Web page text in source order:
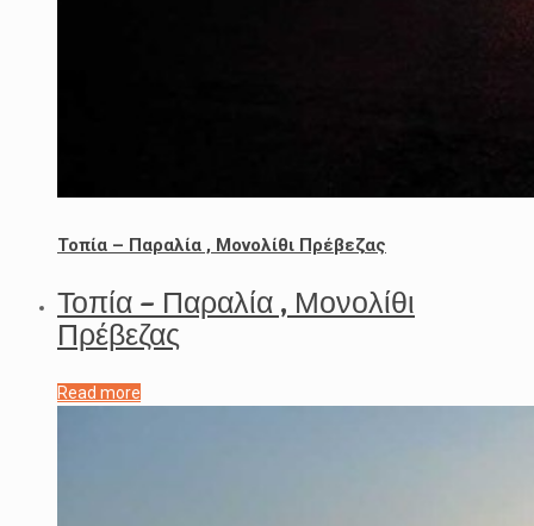
Τοπία – Παραλία , Μονολίθι Πρέβεζας
Τοπία – Παραλία , Μονολίθι
Πρέβεζας
Read more